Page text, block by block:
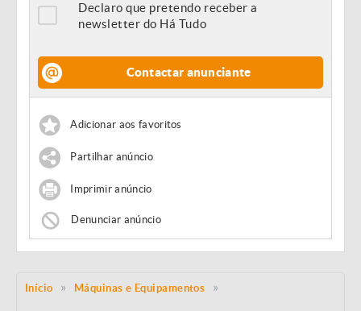
Declaro que pretendo receber a
newsletter do Há Tudo
Contactar anunciante
Adicionar aos favoritos
Partilhar anúncio
Imprimir anúncio
Denunciar anúncio
Início Máquinas e Equipamentos